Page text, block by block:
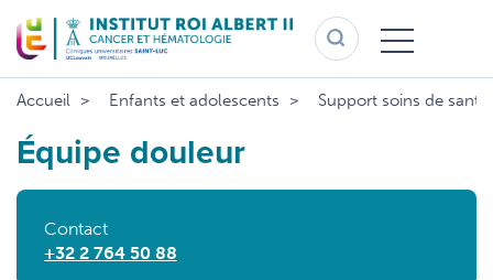
au
contenu
principal
Accueil Enfants et adolescents Support soins de santé
Équipe douleur
Contact
+32 2 764 50 88